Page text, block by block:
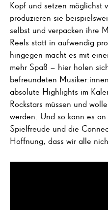
Kopf und setzen möglichst
produzieren sie
selbst und verpacken ihre
Reels statt in aufwendig
hingegen macht es mit
mehr Spaß – hier holen
befreundeten
absolute Highlights im
Rockstars müssen und
werden. Und so kann es
Spielfreude und die
Hoffnung, dass wir alle